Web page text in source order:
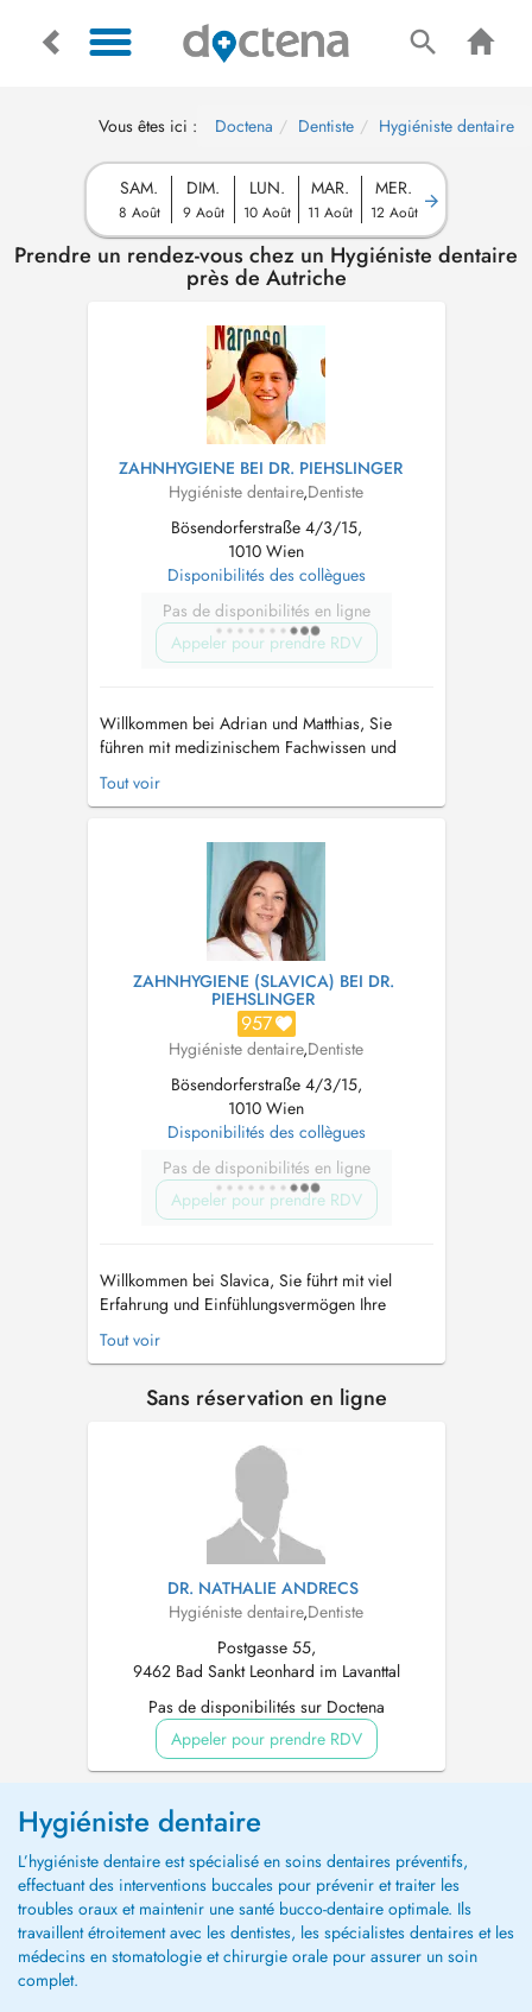
Vous êtes ici : Doctena Dentiste Hygiéniste dentaire
SAM.
8 Août
DIM.
9 Août
LUN.
10 Août
MAR.
11 Août
MER.
12 Août
Prendre un rendez-vous chez un Hygiéniste dentaire
près de Autriche
ZAHNHYGIENE BEI DR. PIEHSLINGER
Hygiéniste dentaire,Dentiste
Bösendorferstraße 4/3/15,
1010 Wien
Disponibilités des collègues
Pas de disponibilités en ligne
Appeler pour prendre RDV
Willkommen bei Adrian und Matthias, Sie
führen mit medizinischem Fachwissen und
Einfühlungsvermögen Ihre Mundhygiene mit
Air-Flow durch. Ob Jugendmundhygiene,
beantworten gerne Ihre Fragen zu den Themen:
Mundhygiene mit Airflow, häusliche
Mundhygiene, Wahl de...
Tout voir
ZAHNHYGIENE (SLAVICA) BEI DR.
PIEHSLINGER
957
Hygiéniste dentaire,Dentiste
Bösendorferstraße 4/3/15,
1010 Wien
Disponibilités des collègues
Pas de disponibilités en ligne
Appeler pour prendre RDV
Willkommen bei Slavica, Sie führt mit viel
Erfahrung und Einfühlungsvermögen Ihre
Parodontitisbehandlung oder Mundhygiene mit
Air-Flow durch und beantworten gerne Ihre
Airflow, häusliche Mundhygiene, Parodontitis-
Tout voir
Sans réservation en ligne
DR. NATHALIE ANDRECS
Hygiéniste dentaire,Dentiste
Postgasse 55,
9462 Bad Sankt Leonhard im Lavanttal
Pas de disponibilités sur Doctena
Appeler pour prendre RDV
Hygiéniste dentaire
L’hygiéniste dentaire est spécialisé en soins dentaires préventifs,
effectuant des interventions buccales pour prévenir et traiter les
troubles oraux et maintenir une santé bucco-dentaire optimale. Ils
travaillent étroitement avec les dentistes, les spécialistes dentaires et les
médecins en stomatologie et chirurgie orale pour assurer un soin
complet.